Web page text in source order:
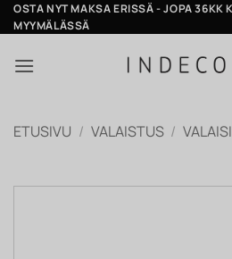
Skip
to
OSTA NYT MAKSA ERISSÄ - JOPA 36KK
MYYMÄLÄSSÄ
ETUSIVU / VALAISTUS /